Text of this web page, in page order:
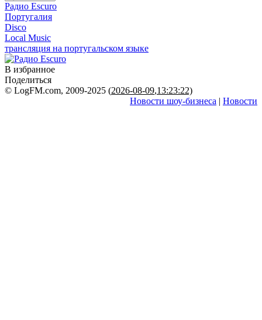
Радио Escuro
Португалия
Disco
Local Music
трансляция на португальском языке
В избранное
Поделиться
© LogFM.com, 2009-2025 (2026-08-09,13:23:22)
Новости шоу-бизнеса | Новости